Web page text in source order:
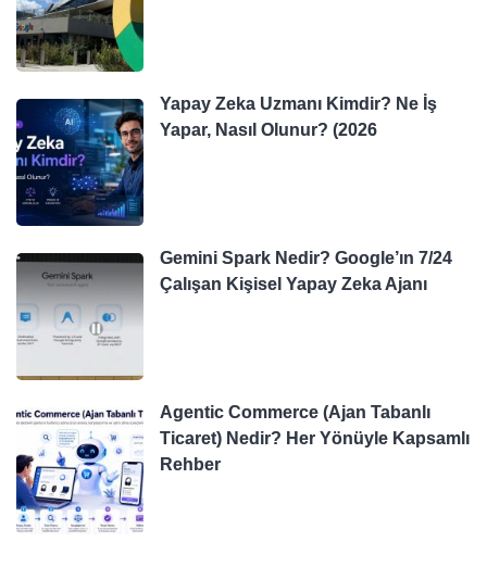
Yapay Zeka Uzmanı Kimdir? Ne İş
Yapar, Nasıl Olunur? (2026
Gemini Spark Nedir? Google’ın 7/24
Çalışan Kişisel Yapay Zeka Ajanı
Agentic Commerce (Ajan Tabanlı
Ticaret) Nedir? Her Yönüyle Kapsamlı
Rehber